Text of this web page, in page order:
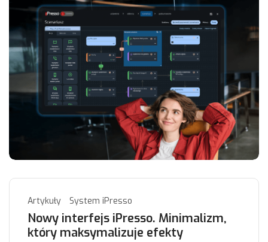
Artykuły System iPresso
Nowy interfejs iPresso. Minimalizm,
który maksymalizuje efekty